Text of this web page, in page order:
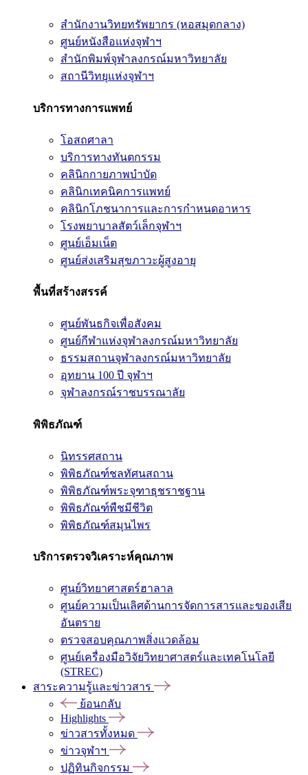
สำนักงานวิทยทรัพยากร (หอสมุดกลาง)
ศูนย์หนังสือแห่งจุฬาฯ
สำนักพิมพ์จุฬาลงกรณ์มหาวิทยาลัย
สถานีวิทยุแห่งจุฬาฯ
บริการทางการแพทย์
โอสถศาลา
บริการทางทันตกรรม
คลินิกกายภาพบำบัด
คลินิกเทคนิคการแพทย์
คลินิกโภชนาการและการกำหนดอาหาร
โรงพยาบาลสัตว์เล็กจุฬาฯ
ศูนย์เอ็มเน็ต
ศูนย์ส่งเสริมสุขภาวะผู้สูงอายุ
พื้นที่สร้างสรรค์
ศูนย์พันธกิจเพื่อสังคม
ศูนย์กีฬาแห่งจุฬาลงกรณ์มหาวิทยาลัย
ธรรมสถานจุฬาลงกรณ์มหาวิทยาลัย
อุทยาน 100 ปี จุฬาฯ
จุฬาลงกรณ์ราชบรรณาลัย
พิพิธภัณฑ์
นิทรรศสถาน
พิพิธภัณฑ์ชลทัศนสถาน
พิพิธภัณฑ์พระจุฑาธุชราชฐาน
พิพิธภัณฑ์พืชมีชีวิต
พิพิธภัณฑ์สมุนไพร
บริการตรวจวิเคราะห์คุณภาพ
ศูนย์วิทยาศาสตร์ฮาลาล
ศูนย์ความเป็นเลิศด้านการจัดการสารและของเสีย
อันตราย
ตรวจสอบคุณภาพสิ่งแวดล้อม
ศูนย์เครื่องมือวิจัยวิทยาศาสตร์และเทคโนโลยี
(STREC)
สาระความรู้และข่าวสาร
ย้อนกลับ
Highlights
ข่าวสารทั้งหมด
ข่าวจุฬาฯ
ปฏิทินกิจกรรม